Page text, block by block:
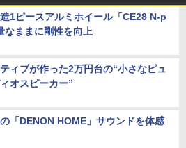
1ピースアルミホイール「CE28 N-p
なままに剛性を向上
ィブが作った2万円台の“小さなピュ
オスピーカー”
「DENON HOME」サウンドを体感